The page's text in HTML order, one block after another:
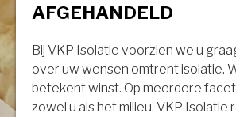
AFGEHANDELD
Bij VKP Isolatie voorzien we u
over uw wensen omtrent isolatie.
betekent winst. Op meerdere
zowel u als het milieu. VKP Isolatie